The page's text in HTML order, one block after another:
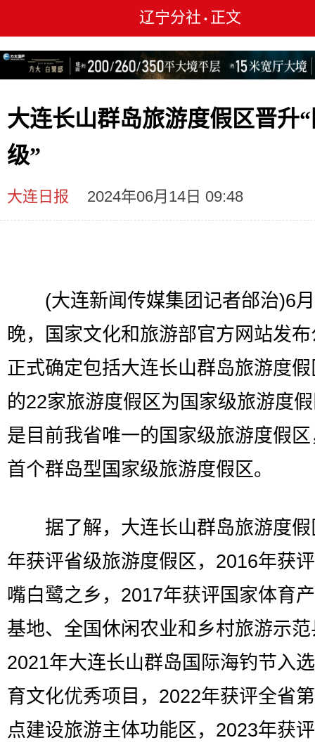
辽宁分社 • 正文
大连长山群岛旅游度假区晋升
级”
大连日报 2024年06月14日 09:48
(大连新闻传媒集团记者邰治)6
晚，国家文化和旅游部官方网站发
正式确定包括大连长山群岛旅游度
的22家旅游度假区为国家级旅游度
是目前我省唯一的国家级旅游度假
首个群岛型国家级旅游度假区。
据了解，大连长山群岛旅游度假
年获评省级旅游度假区，2016年获
嘴白鹭之乡，2017年获评国家体育
基地、全国休闲农业和乡村旅游示
2021年大连长山群岛国际海钓节入
育文化优秀项目，2022年获评全省
点建设旅游主体功能区，2023年获